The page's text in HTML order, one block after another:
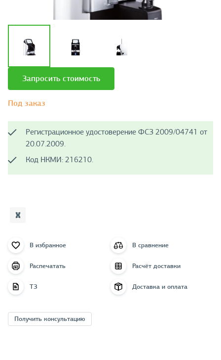
Запросить стоимость
Под заказ
Регистрационное удостоверение ФСЗ 2009/04741 от
20.07.2009.
Код НКМИ: 216210.
В избранное В сравнение
Распечатать Расчёт доставки
ТЗ Доставка и оплата
Получить консультацию